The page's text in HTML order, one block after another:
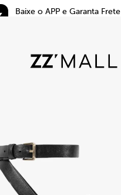
Baixe o APP e Garanta Frete